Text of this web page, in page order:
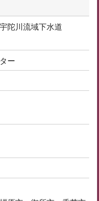
陀川流域下水道
ー